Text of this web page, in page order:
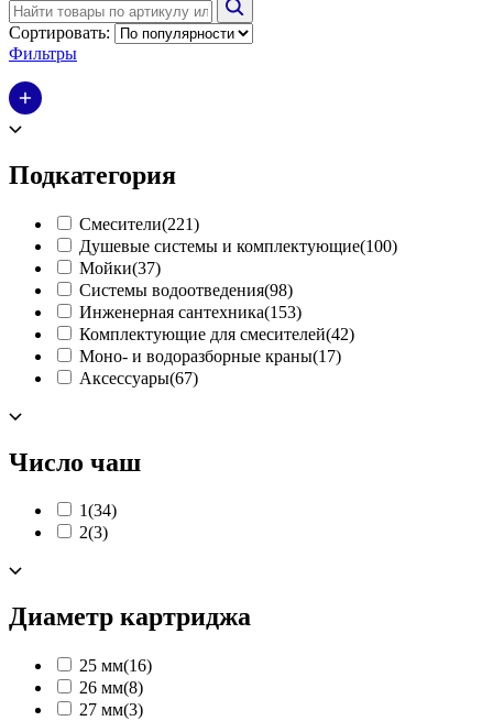
Сортировать:
Фильтры
Подкатегория
Смесители(221)
Душевые системы и комплектующие(100)
Мойки(37)
Системы водоотведения(98)
Инженерная сантехника(153)
Комплектующие для смесителей(42)
Моно- и водоразборные краны(17)
Аксессуары(67)
Число чаш
1(34)
2(3)
Диаметр картриджа
25 мм(16)
26 мм(8)
27 мм(3)